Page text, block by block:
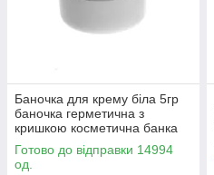
Баночка для крему біла 5гр
баночка герметична з
кришкою косметична банка
пластикова креманка 5 мл
Готово до відправки 14994
од.